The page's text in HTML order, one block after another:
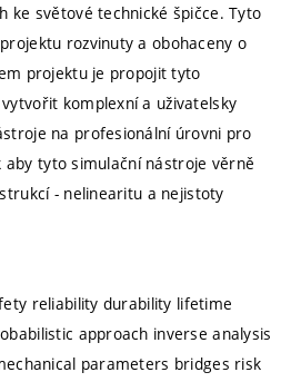
ke světové technické špičce. Tyto
rozvinuty a obohaceny o
projektu je propojit tyto
komplexní a uživatelsky
na profesionální úrovni pro
aby tyto simulační nástroje věrně
- nelinearitu a nejistoty
reliability durability lifetime
approach inverse analysis
parameters bridges risk